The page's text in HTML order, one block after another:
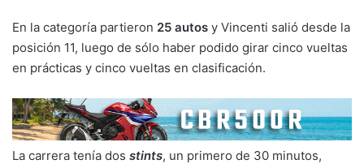
En la categoría partieron 25 autos y Vincenti salió desde la
posición 11, luego de sólo haber podido girar cinco vueltas
en prácticas y cinco vueltas en clasificación.
La carrera tenía dos stints, un primero de 30 minutos,